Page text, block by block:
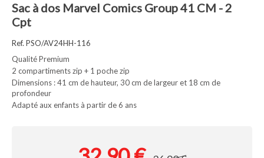
Sac à dos Marvel Comics Group 41 CM - 2
Cpt
Ref. PSO/AV24HH-116
Qualité Premium
2 compartiments zip + 1 poche zip
Dimensions : 41 cm de hauteur, 30 cm de largeur et 18 cm de
profondeur
Adapté aux enfants à partir de 6 ans